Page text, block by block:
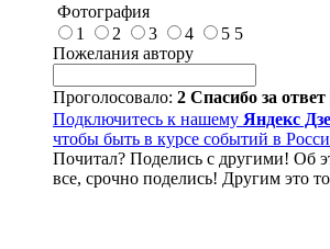
Фотография
1
2 3 4 5 5
Пожелания автору
Проголосовало: 2 Спасибо за ответ
Подключитесь к нашему Яндекс
чтобы быть в курсе событий в
Почитал? Поделись с другими! Об
все, срочно поделись! Другим это